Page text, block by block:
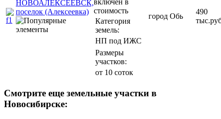
НОВОАЛЕКСЕЕВСК,
поселок (Алексеевка)
Категория
земель:
НП под ИЖС
Размеры
участков:
от 10 соток
город Обь
490
Смотрите еще земельные участки в
Новосибирске: